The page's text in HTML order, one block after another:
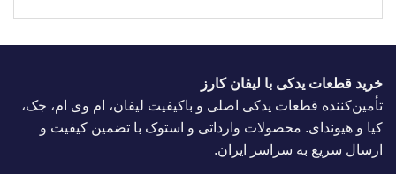
خرید قطعات یدکی با لیفان کارز
تأمین‌کننده قطعات یدکی اصلی و باکیفیت لیفان، ام وی ام، جک،
کیا و هیوندای. محصولات وارداتی و استوک با تضمین کیفیت و
ارسال سریع به سراسر ایران.